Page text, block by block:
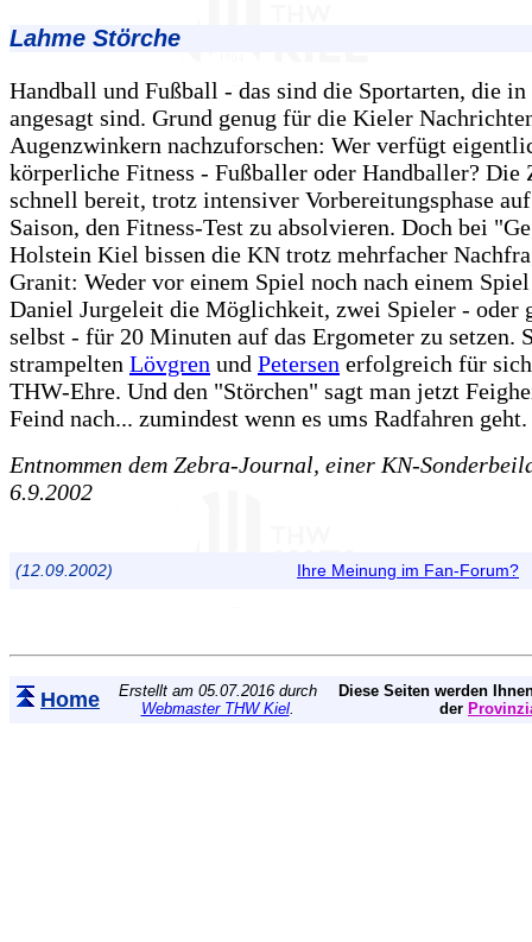
Lahme Störche
Handball und Fußball - das sind die Sportarten, die
angesagt sind. Grund genug für die Kieler
Augenzwinkern nachzuforschen: Wer verfügt
körperliche Fitness - Fußballer oder Handballer? Die
schnell bereit, trotz intensiver Vorbereitungsphase
Saison, den Fitness-Test zu absolvieren. Doch bei
Holstein Kiel bissen die KN trotz mehrfacher
Granit: Weder vor einem Spiel noch nach einem
Daniel Jurgeleit die Möglichkeit, zwei Spieler - oder
selbst - für 20 Minuten auf das Ergometer zu setzen.
strampelten Lövgren und Petersen erfolgreich für
THW-Ehre. Und den "Störchen" sagt man jetzt
Feind nach... zumindest wenn es ums Radfahren geht.
Entnommen dem Zebra-Journal, einer KN-
6.9.2002
(12.09.2002) Ihre Meinung im Fan-Forum?
Home
Erstellt am 05.07.2016 durch
Webmaster THW Kiel.
Diese Seiten werden
der